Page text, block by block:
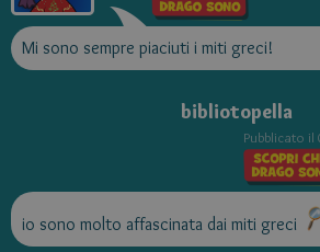
Mi sono sempre piaciuti i miti greci!
bibliotopella
Pubblicato il
io sono molto affascinata dai miti greci